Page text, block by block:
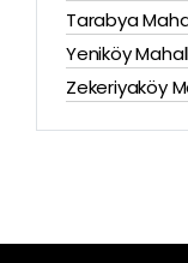
Tarabya
Yeniköy
Zekeriyaköy